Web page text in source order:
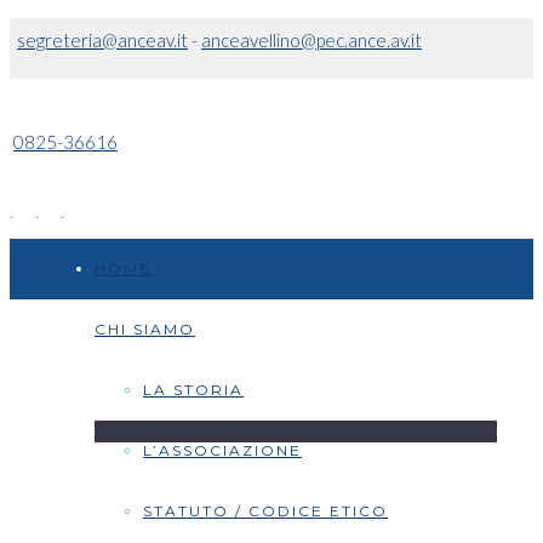
segreteria@anceav.it- anceavellino@pec.ance.av.it
0825-36616
CHI SIAMO
LA STORIA
L’ASSOCIAZIONE
STATUTO / CODICE ETICO